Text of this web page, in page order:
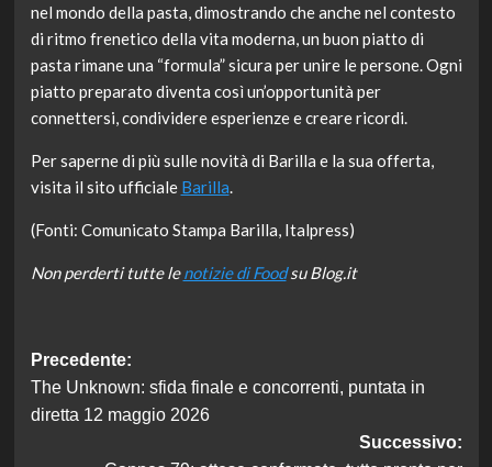
nel mondo della pasta, dimostrando che anche nel contesto
di ritmo frenetico della vita moderna, un buon piatto di
pasta rimane una “formula” sicura per unire le persone. Ogni
piatto preparato diventa così un’opportunità per
connettersi, condividere esperienze e creare ricordi.
Per saperne di più sulle novità di Barilla e la sua offerta,
visita il sito ufficiale Barilla.
(Fonti: Comunicato Stampa Barilla, Italpress)
Non perderti tutte lenotizie di Foodsu Blog.it
Navigazione
articolo
Precedente:
The Unknown: sfida finale e concorrenti, puntata in
diretta 12 maggio 2026
Successivo: